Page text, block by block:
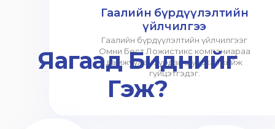
Гаалийн бүрдүүлэлтийн
үйлчилгээ
Гаалийн бүрдүүлэлтийн үйлчилгээг
Омни Бест Ложистикс компаниараа
дамжуулан хурдан шуурхай хийж
гүйцэтгэдэг.
Яагаад Биднийг
Гэж?